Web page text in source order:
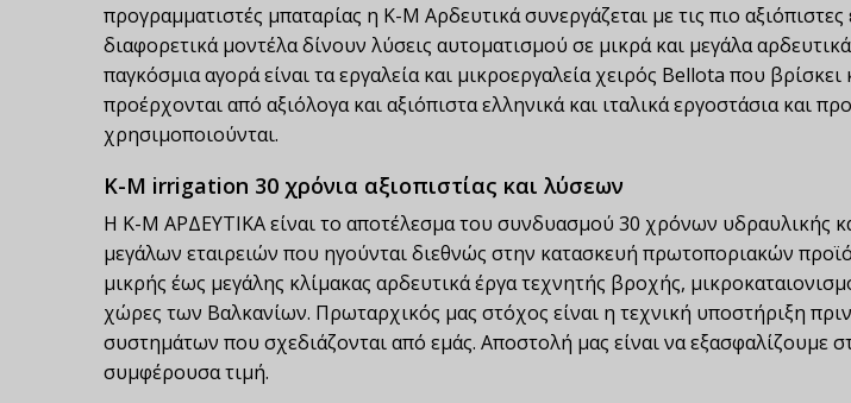
προγραμματιστές μπαταρίας η Κ-Μ Αρδευτικά συνεργάζεται με τις πιο
διαφορετικά μοντέλα δίνουν λύσεις αυτοματισμού σε μικρά και μεγάλα
παγκόσμια αγορά είναι τα εργαλεία και μικροεργαλεία χειρός Bellota που
προέρχονται από αξιόλογα και αξιόπιστα ελληνικά και ιταλικά εργοστάσια και
χρησιμοποιούνται.
K-M irrigation 30 χρόνια αξιοπιστίας και λύσεων
Η Κ-Μ ΑΡΔΕΥΤΙΚΑ είναι το αποτέλεσμα του συνδυασμού 30 χρόνων υδραυλικής
μεγάλων εταιρειών που ηγούνται διεθνώς στην κατασκευή πρωτοποριακών
μικρής έως μεγάλης κλίμακας αρδευτικά έργα τεχνητής βροχής,
χώρες των Βαλκανίων. Πρωταρχικός μας στόχος είναι η τεχνική υποστήριξη
συστημάτων που σχεδιάζονται από εμάς. Αποστολή μας είναι να εξασφαλίζουμε
συμφέρουσα τιμή.